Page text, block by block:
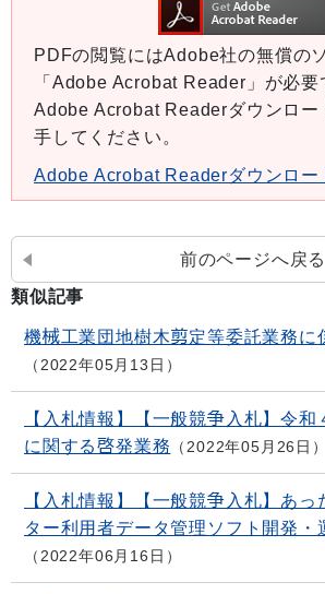
PDFの閲覧にはAdobe社の無償の
「Adobe Acrobat Reader」が必要
Adobe Acrobat Readerダウンロー
手してください。
Adobe Acrobat Readerダウンロー
前のページへ戻る
類似記事
機械工業団地樹木剪定等委託業務に
2022年05月13日
【入札情報】【一般競争入札】令和
に関する啓発業務
2022年05月26日
【入札情報】【一般競争入札】あっ
ター利用者データ管理ソフト開発・
2022年06月16日